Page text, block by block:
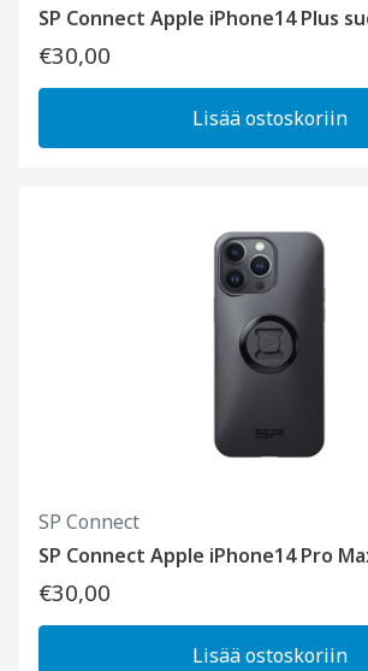
SP Connect Apple iPhone14 Plus
€30,00
Lisää ostoskoriin
SP Connect
SP Connect Apple iPhone14 Pro
€30,00
Lisää ostoskoriin